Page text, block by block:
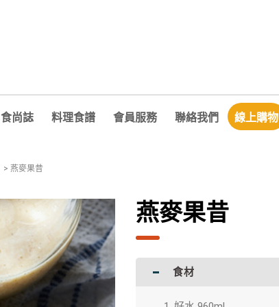
食尚誌 料理食譜 會員服務 聯絡我們 線上購物
> 燕麥果昔
燕麥果昔
食材